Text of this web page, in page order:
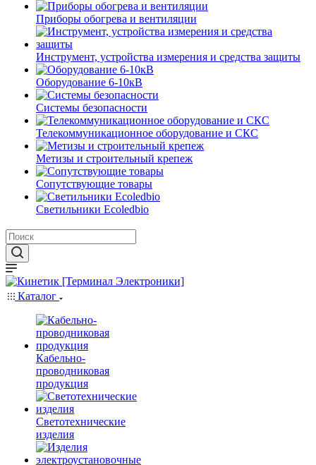
Приборы обогрева и вентиляции
Инструмент, устройства измерения и средства защиты
Оборудование 6-10кВ
Системы безопасности
Телекоммуникационное оборудование и СКС
Метизы и строительный крепеж
Сопутствующие товары
Светильники Ecoledbio
Каталог
Кабельно-
проводниковая
продукция
Светотехнические
изделия